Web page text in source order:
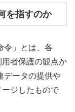
を指すのか
令」とは、各
者保護の観点か
データの提供や
ジしたもので